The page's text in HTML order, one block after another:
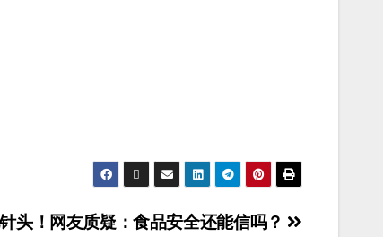
头！网友质疑：食品安全还能信吗？